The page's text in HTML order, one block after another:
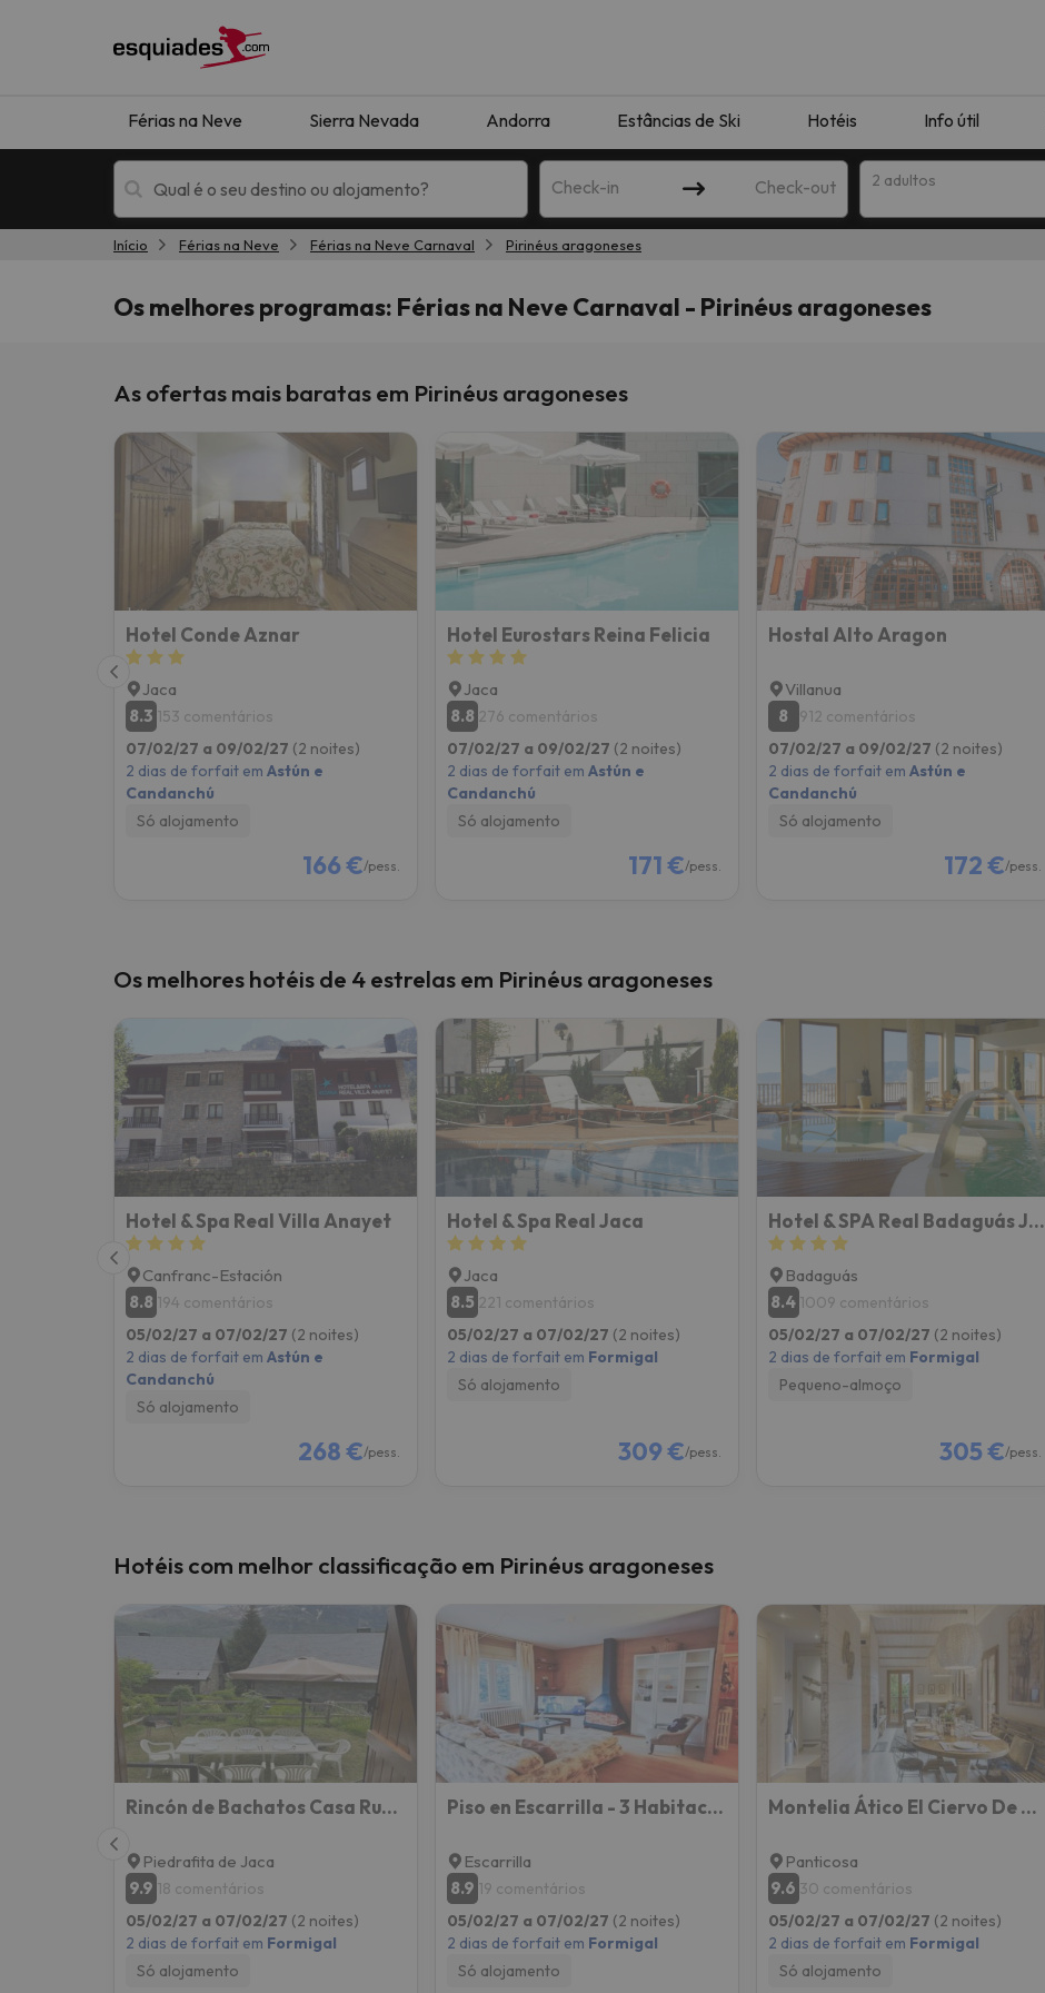
Férias na Neve Sierra Nevada Andorra Estâncias de Ski Hotéis Info útil
Check-in Check-out 2 adultos
Oops, não encontramos nenhum resultado que corresponda à sua pesquisa. Tente modificar o destino.
Bem, parece que o nosso Seeker perdeu o seu caminho. Assim que encontrar a sua bússola, estará de volta.
Início Férias na Neve Férias na Neve Carnaval Pirinéus aragoneses
Os melhores programas: Férias na Neve Carnaval - Pirinéus aragoneses
As ofertas mais baratas em Pirinéus aragoneses
Hotel Conde Aznar
Jaca
8.3 153 comentários
07/02/27 a 09/02/27 (2 noites)
2 dias de forfait em Astún e
Candanchú
Só alojamento
166 €/pess.
Hotel Eurostars Reina Felicia
Jaca
8.8 276 comentários
07/02/27 a 09/02/27 (2 noites)
2 dias de forfait em Astún e
Candanchú
Só alojamento
171 €/pess.
Hostal Alto Aragon
Villanua
8
912 comentários
07/02/27 a 09/02/27 (2 noites)
2 dias de forfait em Astún e
Candanchú
Só alojamento
172 €/pess.
Os melhores hotéis de 4 estrelas em Pirinéus aragoneses
Hotel & Spa Real Villa Anayet
Canfranc-Estación
8.8 194 comentários
05/02/27 a 07/02/27 (2 noites)
2 dias de forfait em Astún e
Candanchú
Só alojamento
268 €/pess.
Hotel & Spa Real Jaca
Jaca
8.5 221 comentários
05/02/27 a 07/02/27 (2 noites)
2 dias de forfait em Formigal
Só alojamento
309 €/pess.
Hotel & SPA Real Badaguás Jaca
Badaguás
8.4 1009 comentários
05/02/27 a 07/02/27 (2 noites)
2 dias de forfait em Formigal
Pequeno-almoço
305 €/pess.
Hotéis com melhor classificação em Pirinéus aragoneses
Rincón de Bachatos Casa Rural
Piedrafita de Jaca
9.9 18 comentários
05/02/27 a 07/02/27 (2 noites)
2 dias de forfait em Formigal
Só alojamento
Piso en Escarrilla - 3 Habitaciones
Escarrilla
8.9 19 comentários
05/02/27 a 07/02/27 (2 noites)
2 dias de forfait em Formigal
Só alojamento
Montelia Ático El Ciervo De Panticosa
Panticosa
9.6 30 comentários
05/02/27 a 07/02/27 (2 noites)
2 dias de forfait em Formigal
Só alojamento